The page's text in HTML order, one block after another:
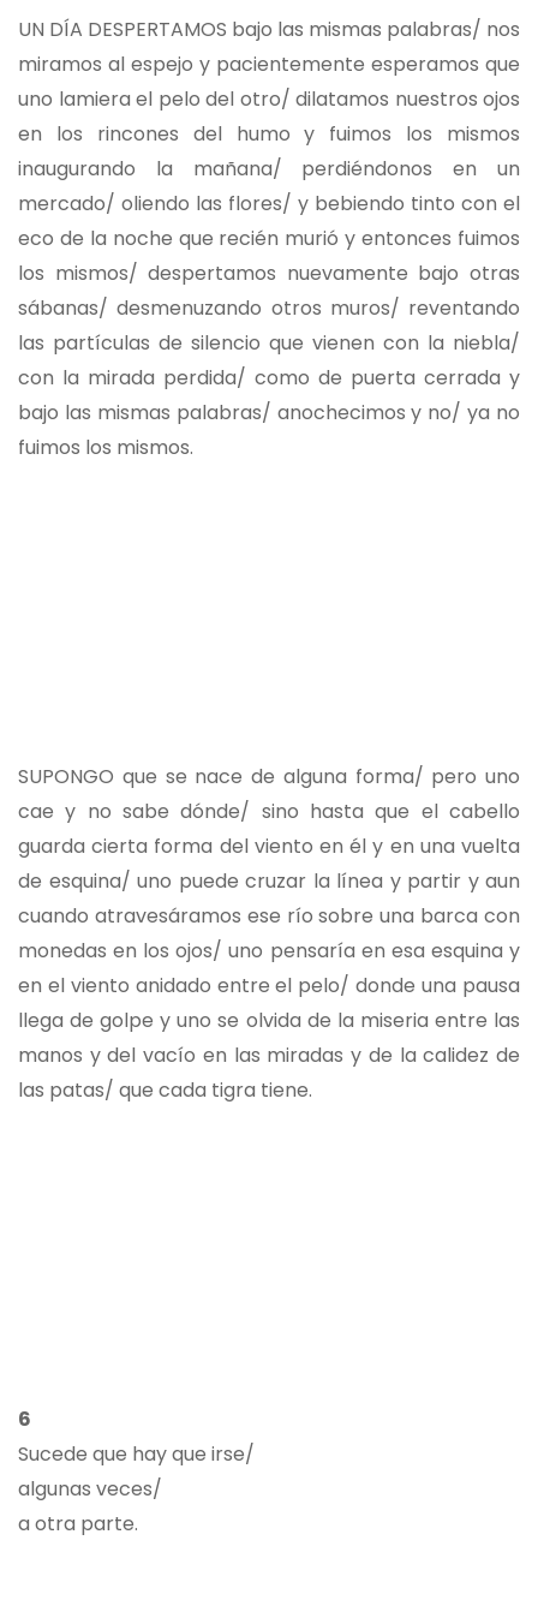
UN DÍA DESPERTAMOS bajo las mismas palabras/ nos
miramos al espejo y pacientemente esperamos que
uno lamiera el pelo del otro/ dilatamos nuestros ojos
en los rincones del humo y fuimos los mismos
inaugurando la mañana/ perdiéndonos en un
mercado/ oliendo las flores/ y bebiendo tinto con el
eco de la noche que recién murió y entonces fuimos
los mismos/ despertamos nuevamente bajo otras
sábanas/ desmenuzando otros muros/ reventando
las partículas de silencio que vienen con la niebla/
con la mirada perdida/ como de puerta cerrada y
bajo las mismas palabras/ anochecimos y no/ ya no
fuimos los mismos.
SUPONGO que se nace de alguna forma/ pero uno
cae y no sabe dónde/ sino hasta que el cabello
guarda cierta forma del viento en él y en una vuelta
de esquina/ uno puede cruzar la línea y partir y aun
cuando atravesáramos ese río sobre una barca con
monedas en los ojos/ uno pensaría en esa esquina y
en el viento anidado entre el pelo/ donde una pausa
llega de golpe y uno se olvida de la miseria entre las
manos y del vacío en las miradas y de la calidez de
las patas/ que cada tigra tiene.
6
Sucede que hay que irse/
algunas veces/
a otra parte.